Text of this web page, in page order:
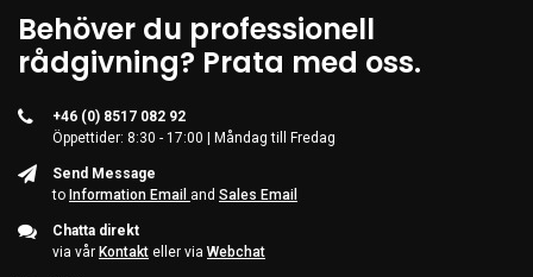
Behöver du professionell
rådgivning? Prata med oss.
+46 (0) 8517 082 92
Öppettider: 8:30 - 17:00 | Måndag till Fredag
Send Message
to Information Email and Sales Email
Chatta direkt
via vår Kontakt eller via Webchat